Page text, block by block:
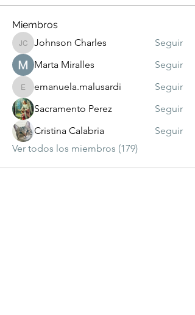
Miembros
Johnson Charles
Johnson Charles
Seguir
Marta Miralles
Seguir
emanuela.malusardi
emanuela.malusardi
Seguir
Sacramento Perez
Seguir
Cristina Calabria
Seguir
Ver todos los miembros (179)